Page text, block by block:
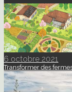
6 octobre 2021
Transformer des